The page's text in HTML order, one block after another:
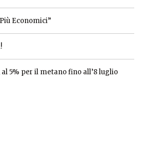
Economici”
5% per il metano fino all’8 luglio